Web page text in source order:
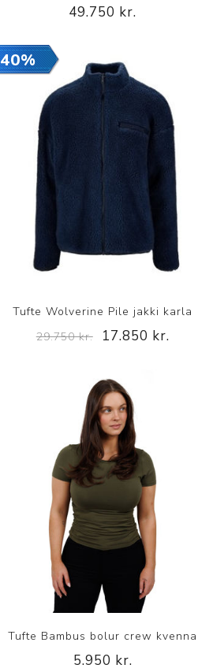
Nálastungudýnur
Íþrótta- og Kinesioteip
49.750 kr.
40%
Tufte Wolverine Pile jakki karla
29.750 kr.
17.850 kr.
Tufte Bambus bolur crew kvenna
5.950 kr.